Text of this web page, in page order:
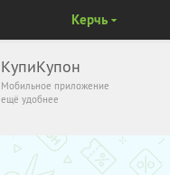
КупиКупон
Мобильное приложение
ещё удобнее
Керчь